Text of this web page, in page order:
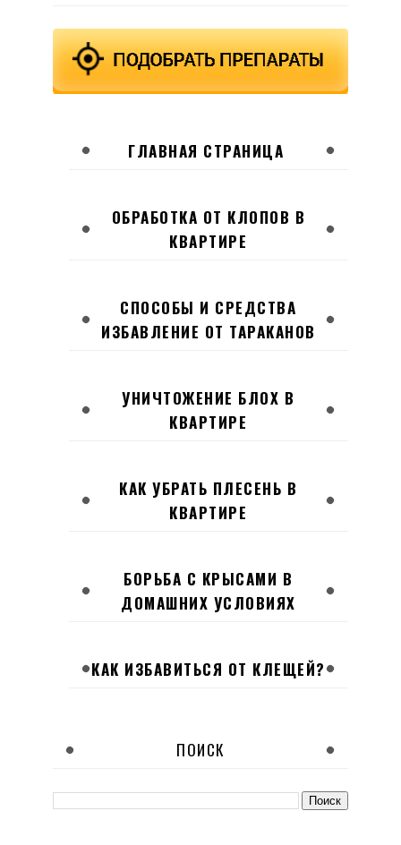
ГЛАВНАЯ СТРАНИЦА
ОБРАБОТКА ОТ КЛОПОВ В
КВАРТИРЕ
СПОСОБЫ И СРЕДСТВА
ИЗБАВЛЕНИЕ ОТ ТАРАКАНОВ
УНИЧТОЖЕНИЕ БЛОХ В
КВАРТИРЕ
КАК УБРАТЬ ПЛЕСЕНЬ В
КВАРТИРЕ
БОРЬБА С КРЫСАМИ В
ДОМАШНИХ УСЛОВИЯХ
КАК ИЗБАВИТЬСЯ ОТ КЛЕЩЕЙ?
ПОИСК